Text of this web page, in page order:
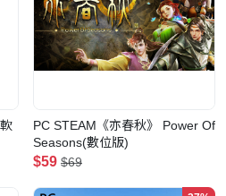
PC STEAM《亦春秋》 Power Of
Seasons(數位版)
$59 $69